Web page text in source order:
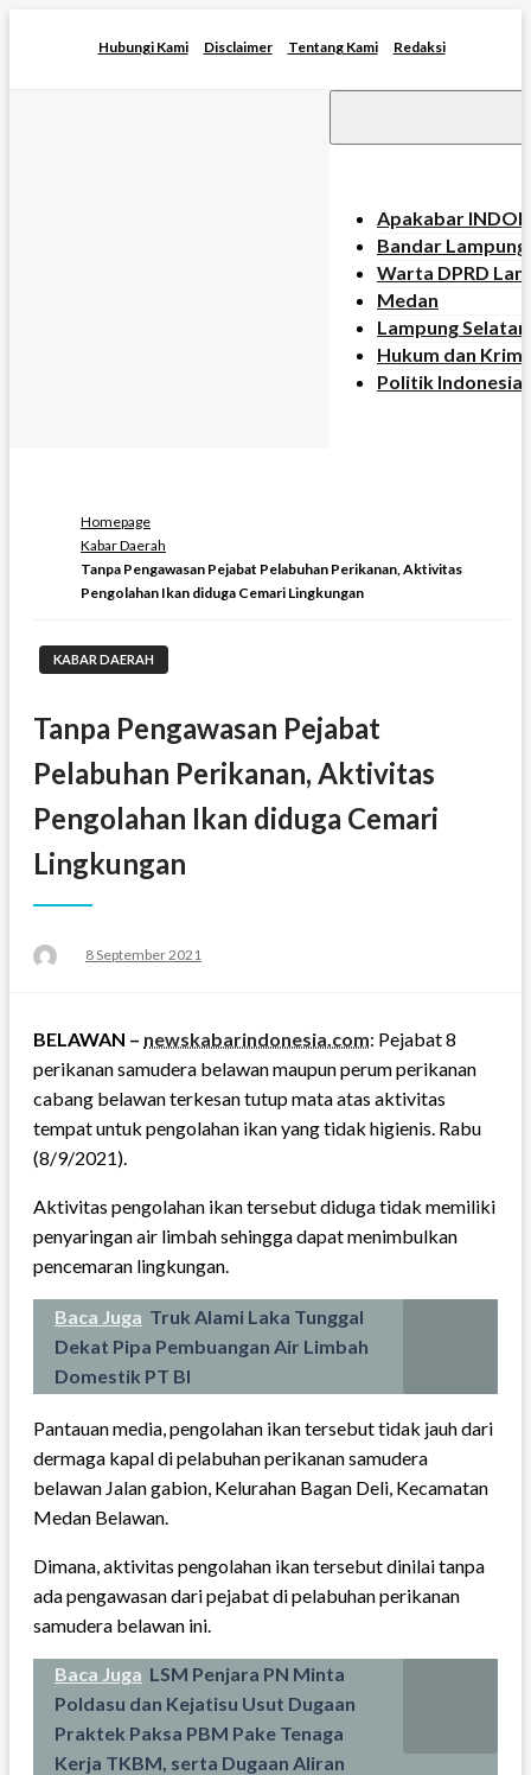
Hubungi Kami Disclaimer Tentang Kami Redaksi
Apakabar
Bandar Lampung
Warta DPRD
Medan
Lampung Selatan
Hukum dan
Politik Indonesia
Homepage
Kabar Daerah
Tanpa Pengawasan Pejabat Pelabuhan Perikanan, Aktivitas
Pengolahan Ikan diduga Cemari Lingkungan
KABAR DAERAH
Tanpa Pengawasan Pejabat
Pelabuhan Perikanan, Aktivitas
Pengolahan Ikan diduga Cemari
Lingkungan
Posted
8 September 2021
BELAWAN – newskabarindonesia.com: Pejabat 8
perikanan samudera belawan maupun perum perikanan
cabang belawan terkesan tutup mata atas aktivitas
tempat untuk pengolahan ikan yang tidak higienis. Rabu
(8/9/2021).
Aktivitas pengolahan ikan tersebut diduga tidak memiliki
penyaringan air limbah sehingga dapat menimbulkan
pencemaran lingkungan.
Baca Juga Truk Alami Laka Tunggal
Dekat Pipa Pembuangan Air Limbah
Domestik PT BI
Pantauan media, pengolahan ikan tersebut tidak jauh dari
dermaga kapal di pelabuhan perikanan samudera
belawan Jalan gabion, Kelurahan Bagan Deli, Kecamatan
Medan Belawan.
Dimana, aktivitas pengolahan ikan tersebut dinilai tanpa
ada pengawasan dari pejabat di pelabuhan perikanan
samudera belawan ini.
Baca Juga LSM Penjara PN Minta
Poldasu dan Kejatisu Usut Dugaan
Praktek Paksa PBM Pake Tenaga
Kerja TKBM, serta Dugaan Aliran